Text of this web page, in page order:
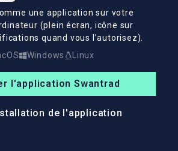
une application sur votre
(plein écran, icône sur
quand vous l’autorisez).
Windows Linux
l'application Swantrad
de l'application